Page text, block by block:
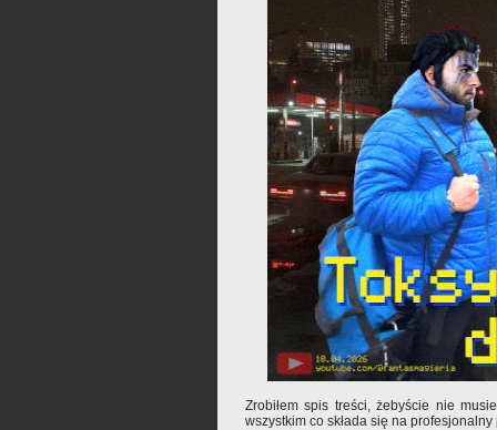
Zrobiłem spis treści, żebyście nie
wszystkim co składa się na